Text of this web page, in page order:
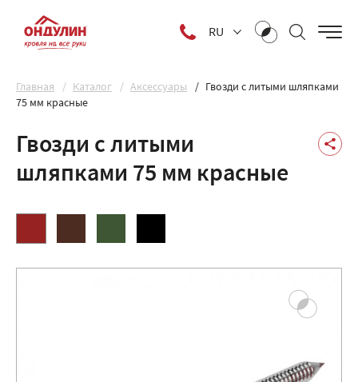
RU
Главная Каталог Аксессуары
Гвозди с литыми шляпками
75 мм красные
Гвозди с литыми
шляпками 75 мм красные